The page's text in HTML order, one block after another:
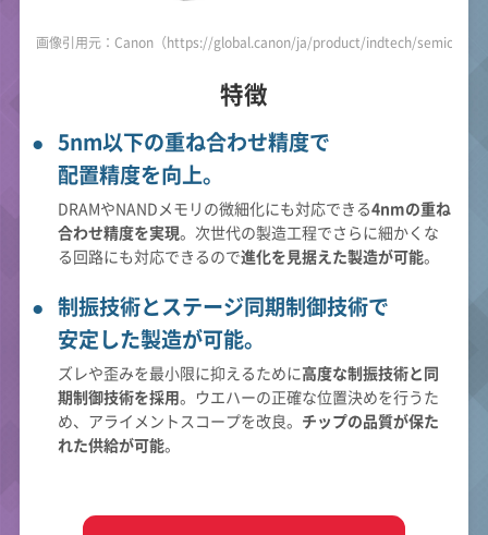
画像引用元：Canon（https://global.canon/ja/product/indtech/semicon/
特徴
5nm以下の重ね合わせ精度で
配置精度を向上。
DRAMやNANDメモリの微細化にも対応できる4nmの重ね
合わせ精度を実現。次世代の製造工程でさらに細かくな
る回路にも対応できるので進化を見据えた製造が可能。
制振技術とステージ同期制御技術で
安定した製造が可能。
ズレや歪みを最小限に抑えるために高度な制振技術と同
期制御技術を採用。ウエハーの正確な位置決めを行うた
め、アライメントスコープを改良。 チップの品質が保た
れた供給が可能。